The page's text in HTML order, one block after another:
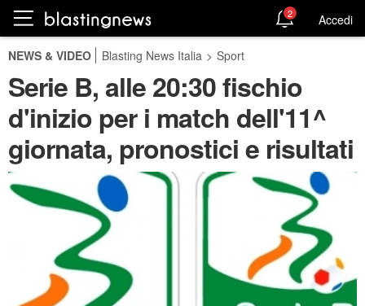
2 Accedi
NEWS & VIDEO Blasting News Italia > Sport
Serie B, alle 20:30 fischio
d'inizio per i match dell'11^
giornata, pronostici e risultati